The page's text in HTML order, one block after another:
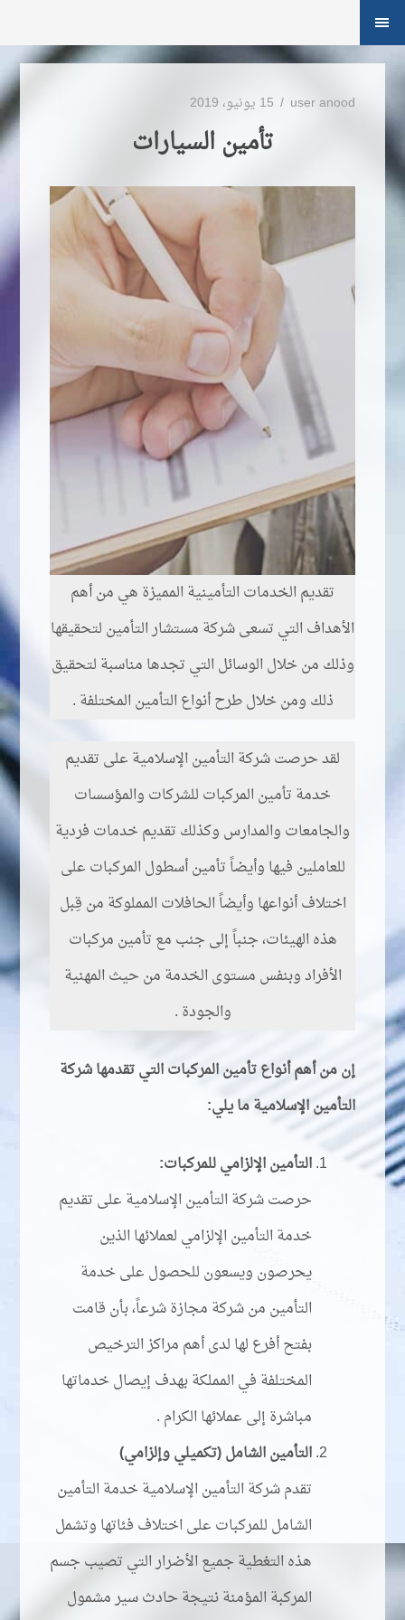
التجاوز
المحتوى
الشريط
user anood
15 يونيو، 2019
تأمين السيارات
تقديم الخدمات التأمينية المميزة هي من أهم
الأهداف التي تسعى شركة مستشار التأمين لتحقيقها
وذلك من خلال الوسائل التي تجدها مناسبة لتحقيق
ذلك ومن خلال طرح أنواع التأمين المختلفة .
لقد حرصت شركة التأمين الإسلامية على تقديم
خدمة تأمين المركبات للشركات والمؤسسات
والجامعات والمدارس وكذلك تقديم خدمات فردية
للعاملين فيها وأيضاً تأمين أسطول المركبات على
اختلاف أنواعها وأيضاً الحافلات المملوكة من قِبل
هذه الهيئات، جنباً إلى جنب مع تأمين مركبات
الأفراد وبنفس مستوى الخدمة من حيث المهنية
والجودة .
إن من أهم أنواع تأمين المركبات التي تقدمها شركة
التأمين الإسلامية ما يلي:
التأمين الإلزامي للمركبات:
حرصت شركة التأمين الإسلامية على تقديم
خدمة التأمين الإلزامي لعملائها الذين
يحرصون ويسعون للحصول على خدمة
التأمين من شركة مجازة شرعاً، بأن قامت
بفتح أفرع لها لدى أهم مراكز الترخيص
المختلفة في المملكة بهدف إيصال خدماتها
مباشرة إلى عملائها الكرام .
التأمين الشامل (تكميلي وإلزامي)
تقدم شركة التأمين الإسلامية خدمة التأمين
الشامل للمركبات على اختلاف فئاتها وتشمل
هذه التغطية جميع الأضرار التي تصيب جسم
المركبة المؤمنة نتيجة حادث سير مشمول